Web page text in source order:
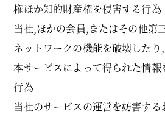
権ほか知的財産権を侵害する行為
当社,ほかの会員,またはその他第
ネットワークの機能を破壊した
本サービスによって得られた情報
行為
当社のサービスの運営を妨害す